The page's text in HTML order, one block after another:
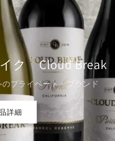
Buehler
のスタイルを継承
詳細